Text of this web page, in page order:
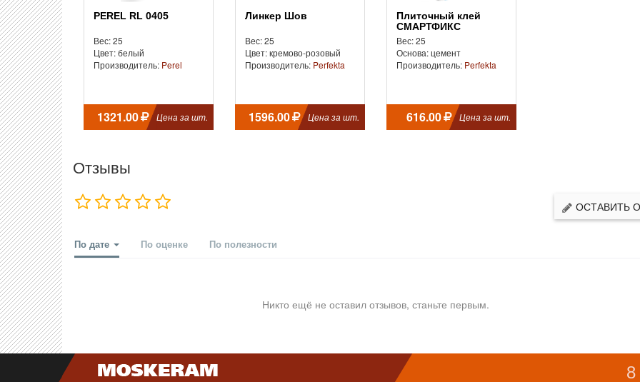
PEREL RL 0405
Вес: 25
Цвет: белый
Производитель: Perel
1321.00 Цена за шт.
Линкер Шов
Вес: 25
Цвет: кремово-розовый
Производитель: Perfekta
1596.00 Цена за шт.
Плиточный клей
СМАРТФИКС
Вес: 25
Основа: цемент
Производитель: Perfekta
616.00 Цена за шт.
Отзывы
ОСТАВИТЬ
По дате По оценке По полезности
Никто ещё не оставил отзывов, станьте первым.